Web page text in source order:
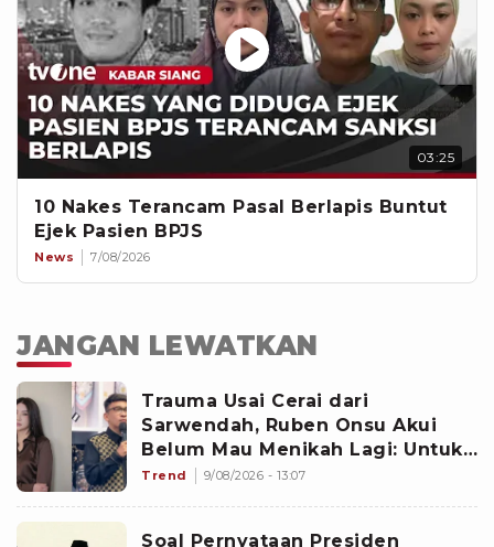
03:25
10 Nakes Terancam Pasal Berlapis Buntut
Ejek Pasien BPJS
News 7/08/2026
JANGAN LEWATKAN
Trauma Usai Cerai dari
Sarwendah, Ruben Onsu Akui
Belum Mau Menikah Lagi: Untuk
Hati Belum
Trend 9/08/2026 - 13:07
Soal Pernyataan Presiden